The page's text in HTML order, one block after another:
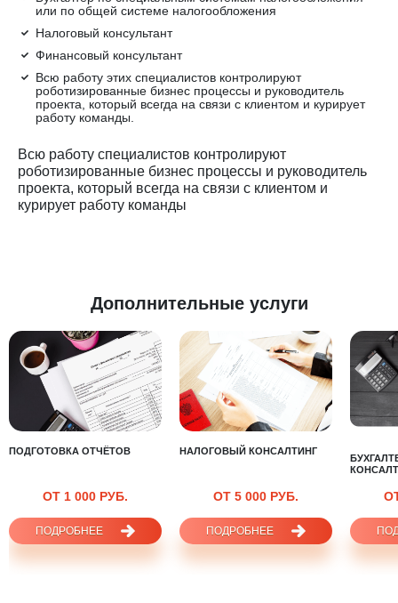
или по общей системе налогообложения
Налоговый консультант
Финансовый консультант
Всю работу этих специалистов контролируют
роботизированные бизнес процессы и руководитель
проекта, который всегда на связи с клиентом и курирует
работу команды.
Всю работу специалистов контролируют
роботизированные бизнес процессы и руководитель
проекта, который всегда на связи с клиентом и
курирует работу команды
Дополнительные услуги
ПОДГОТОВКА ОТЧЁТОВ
ОТ 1 000 РУБ.
ПОДРОБНЕЕ
НАЛОГОВЫЙ КОНСАЛТИНГ
ОТ 5 000 РУБ.
ПОДРОБНЕЕ